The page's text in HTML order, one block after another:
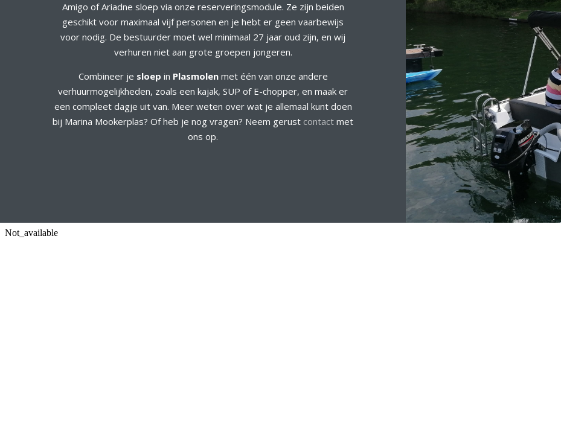
Amigo of Ariadne sloep via onze reserveringsmodule. Ze zijn beiden
geschikt voor maximaal vijf personen en je hebt er geen vaarbewijs
voor nodig. De bestuurder moet wel minimaal 27 jaar oud zijn, en wij
verhuren niet aan grote groepen jongeren.
Combineer je sloep in Plasmolenmet één van onze andere
verhuurmogelijkheden, zoals een kajak, SUP of E-chopper, en maak er
een compleet dagje uit van. Meer weten over wat je allemaal kunt doen
bij Marina Mookerplas? Of heb je nog vragen? Neem gerust contact met
ons op.